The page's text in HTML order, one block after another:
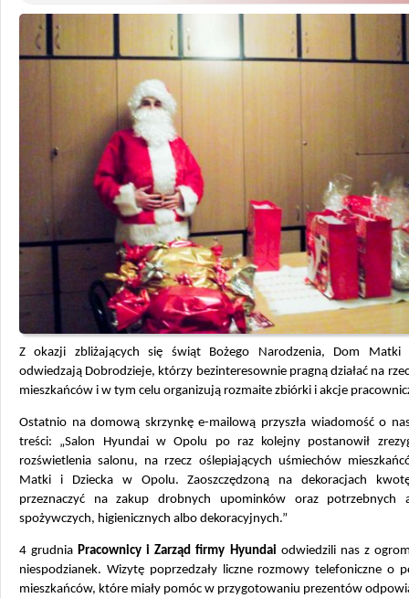
Z okazji zbliżających się świąt Bożego Narodzenia, Dom Matki
odwiedzają Dobrodzieje, którzy bezinteresownie pragną działać na
mieszkańców i w tym celu organizują rozmaite zbiórki i akcje
Ostatnio na domową skrzynkę e-mailową przyszła wiadomość o
treści: „Salon Hyundai w Opolu po raz kolejny postanowił
rozświetlenia salonu, na rzecz oślepiających uśmiechów
Matki i Dziecka w Opolu. Zaoszczędzoną na dekoracjach
przeznaczyć na zakup drobnych upominków oraz potrzebnych
spożywczych, higienicznych albo dekoracyjnych.”
4 grudnia Pracownicy i Zarząd firmy Hyundai odwiedzili nas z
niespodzianek. Wizytę poprzedzały liczne rozmowy telefoniczne o
mieszkańców, które miały pomóc w przygotowaniu prezentów